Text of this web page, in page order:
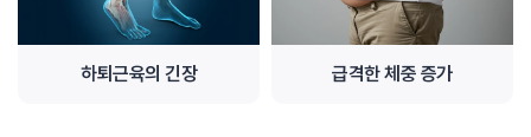
하퇴근육의 긴장 급격한 체중 증가